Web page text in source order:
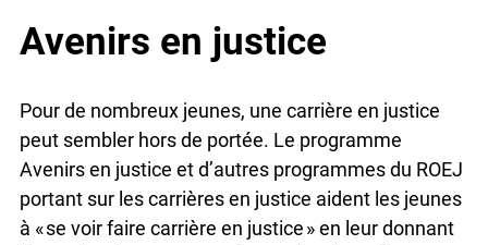
Avenirs en justice
Pour de nombreux jeunes, une carrière en justice
peut sembler hors de portée. Le programme
Avenirs en justice et d’autres programmes du ROEJ
portant sur les carrières en justice aident les jeunes
à « se voir faire carrière en justice » en leur donnant